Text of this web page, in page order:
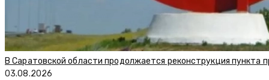
В Саратовской области продолжается реконструкция пункта
03.08.2026